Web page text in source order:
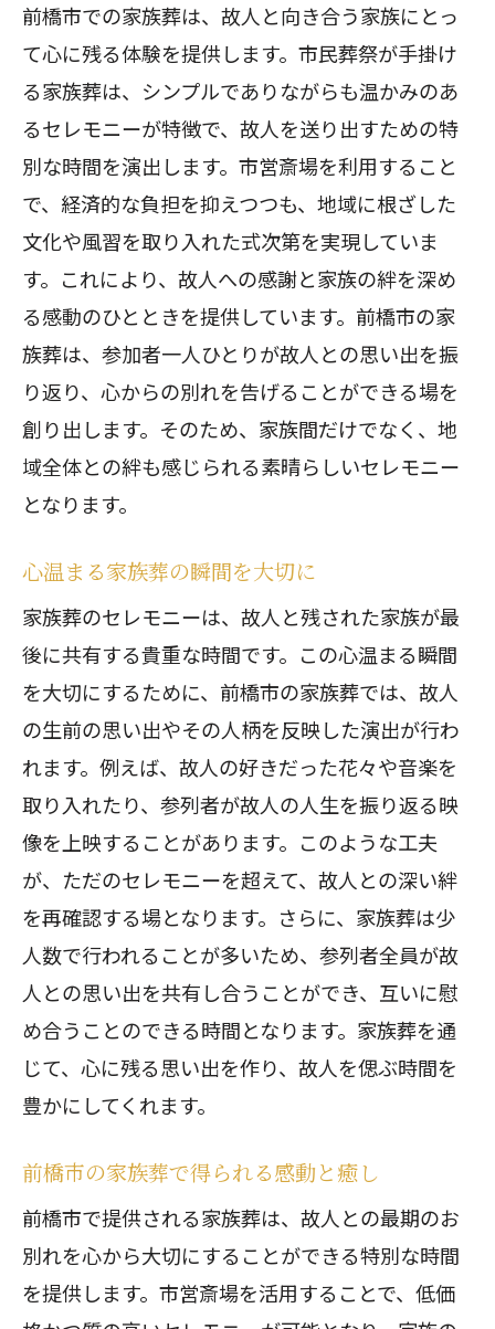
前橋市での家族葬は、故人と向き合う家族にとっ
て心に残る体験を提供します。市民葬祭が手掛け
る家族葬は、シンプルでありながらも温かみのあ
るセレモニーが特徴で、故人を送り出すための特
別な時間を演出します。市営斎場を利用すること
で、経済的な負担を抑えつつも、地域に根ざした
文化や風習を取り入れた式次第を実現していま
す。これにより、故人への感謝と家族の絆を深め
る感動のひとときを提供しています。前橋市の家
族葬は、参加者一人ひとりが故人との思い出を振
り返り、心からの別れを告げることができる場を
創り出します。そのため、家族間だけでなく、地
域全体との絆も感じられる素晴らしいセレモニー
となります。
心温まる家族葬の瞬間を大切に
家族葬のセレモニーは、故人と残された家族が最
後に共有する貴重な時間です。この心温まる瞬間
を大切にするために、前橋市の家族葬では、故人
の生前の思い出やその人柄を反映した演出が行わ
れます。例えば、故人の好きだった花々や音楽を
取り入れたり、参列者が故人の人生を振り返る映
像を上映することがあります。このような工夫
が、ただのセレモニーを超えて、故人との深い絆
を再確認する場となります。さらに、家族葬は少
人数で行われることが多いため、参列者全員が故
人との思い出を共有し合うことができ、互いに慰
め合うことのできる時間となります。家族葬を通
じて、心に残る思い出を作り、故人を偲ぶ時間を
豊かにしてくれます。
前橋市の家族葬で得られる感動と癒し
前橋市で提供される家族葬は、故人との最期のお
別れを心から大切にすることができる特別な時間
を提供します。市営斎場を活用することで、低価